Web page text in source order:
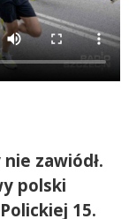
zawiódł.
polski
15.